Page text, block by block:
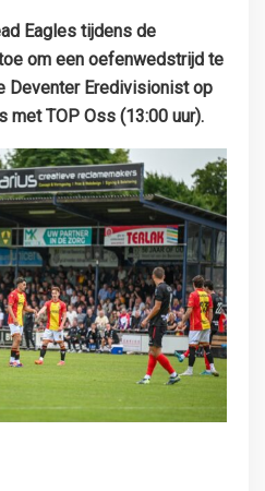
Eagles tijdens de
om een oefenwedstrijd te
Deventer Eredivisionist op
met TOP Oss (13:00 uur).